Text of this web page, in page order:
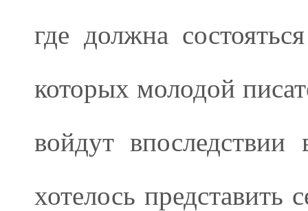
где должна
которых молодой
войдут
хотелось представить